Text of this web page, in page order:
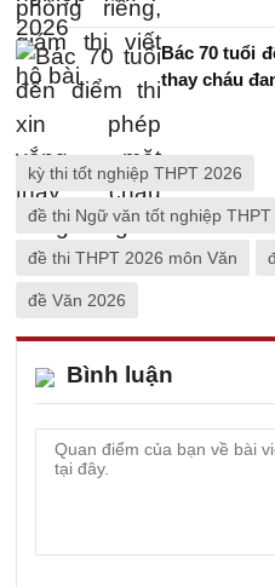
Bác 70 tuổi
thay cháu
kỳ thi tốt nghiệp THPT 2026
đề thi Ngữ văn tốt nghiệp THPT
đề thi THPT 2026 môn Văn
đề Văn 2026
Bình luận